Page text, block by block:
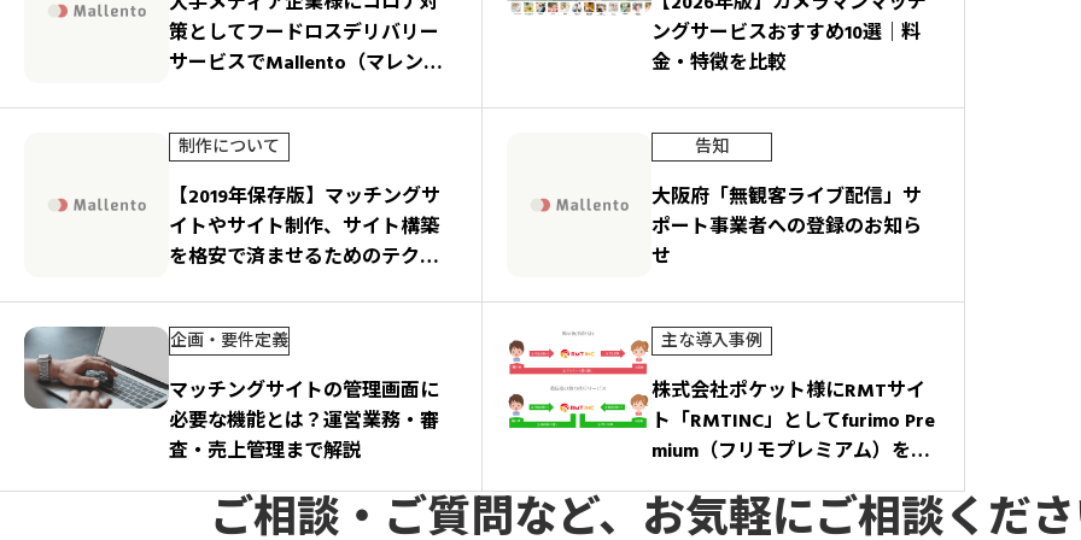
策としてフードロスデリバリー
サービスでMallento（マレン
ングサービスおすすめ10選｜料
金・特徴を比較
制作について
【2019年保存版】マッチングサ
イトやサイト制作、サイト構築
を格安で済ませるためのテクニ
告知
大阪府「無観客ライブ配信」サ
ポート事業者への登録のお知ら
せ
企画・要件定義
マッチングサイトの管理画面に
必要な機能とは？運営業務・審
査・売上管理まで解説
主な導入事例
株式会社ポケット様にRMTサイ
ト「RMTINC」としてfurimo Pre
mium（フリモプレミアム）をご
ご相談・ご質問など、お気軽にご相談くだ